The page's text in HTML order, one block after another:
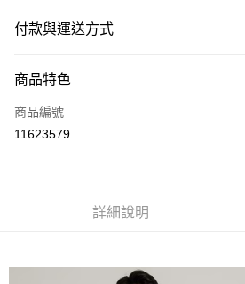
付款與運送方式
信用卡一次付款
運送方式
商品特色
商品編號
11623579
詳細說明